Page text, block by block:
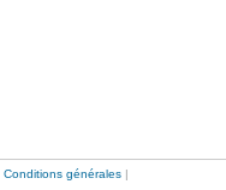
Conditions générales |